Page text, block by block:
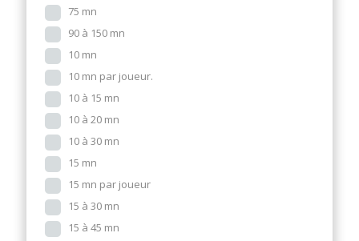
75 mn
90 à 150 mn
10 mn
10 mn par joueur.
10 à 15 mn
10 à 20 mn
10 à 30 mn
15 mn
15 mn par joueur
15 à 30 mn
15 à 45 mn